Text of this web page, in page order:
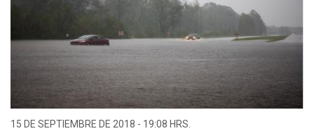
15 DE SEPTIEMBRE DE 2018 - 19:08 HRS.